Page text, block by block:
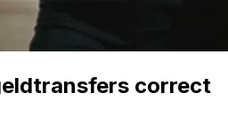
correct